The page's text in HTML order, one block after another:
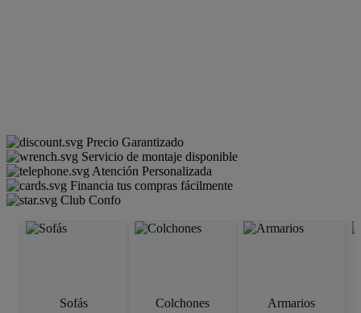
Precio Garantizado
Servicio de montaje disponible
Atención Personalizada
Financia tus compras fácilmente
Club Confo
Sofás Colchones Armarios